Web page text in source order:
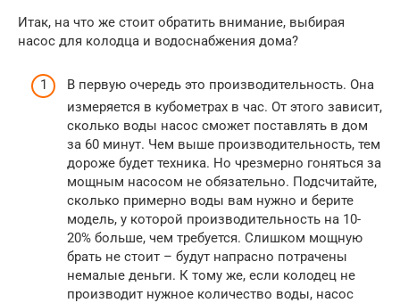
Итак, на что же стоит обратить внимание, выбирая
насос для колодца и водоснабжения дома?
В первую очередь это производительность. Она
измеряется в кубометрах в час. От этого зависит,
сколько воды насос сможет поставлять в дом
за 60 минут. Чем выше производительность, тем
дороже будет техника. Но чрезмерно гоняться за
мощным насосом не обязательно. Подсчитайте,
сколько примерно воды вам нужно и берите
модель, у которой производительность на 10-
20% больше, чем требуется. Слишком мощную
брать не стоит – будут напрасно потрачены
немалые деньги. К тому же, если колодец не
производит нужное количество воды, насос